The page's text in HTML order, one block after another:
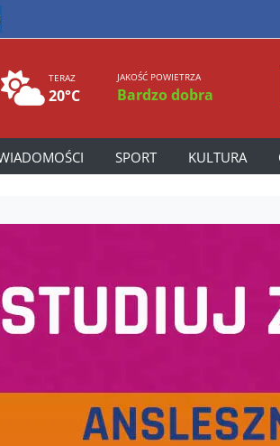
TERAZ
20°C
JAKOŚĆ POWIETRZA
Bardzo dobra
SPORT KULTURA